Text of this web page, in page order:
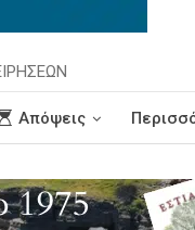
Απόψεις